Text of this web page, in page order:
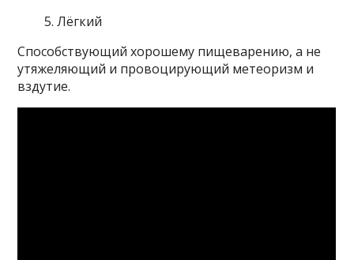
Лёгкий
Способствующий хорошему пищеварению, а не
утяжеляющий и провоцирующий метеоризм и
вздутие.